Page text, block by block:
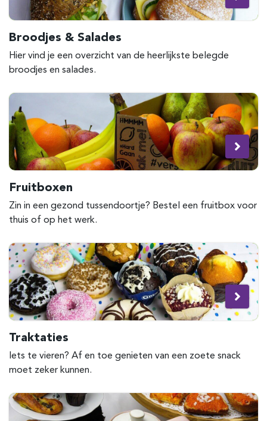
Broodjes & Salades
Hier vind je een overzicht van de heerlijkste belegde
broodjes en salades.
Fruitboxen
Zin in een gezond tussendoortje? Bestel een fruitbox voor
thuis of op het werk.
Traktaties
Iets te vieren? Af en toe genieten van een zoete snack
moet zeker kunnen.